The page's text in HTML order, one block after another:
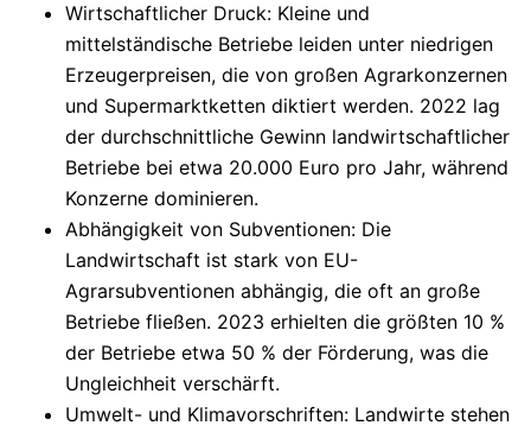
Wirtschaftlicher Druck: Kleine und
mittelständische Betriebe leiden unter niedrigen
Erzeugerpreisen, die von großen Agrarkonzernen
und Supermarktketten diktiert werden. 2022 lag
der durchschnittliche Gewinn landwirtschaftlicher
Betriebe bei etwa 20.000 Euro pro Jahr, während
Konzerne dominieren.
Abhängigkeit von Subventionen: Die
Landwirtschaft ist stark von EU-
Agrarsubventionen abhängig, die oft an große
Betriebe fließen. 2023 erhielten die größten 10 %
der Betriebe etwa 50 % der Förderung, was die
Ungleichheit verschärft.
Umwelt- und Klimavorschriften: Landwirte stehen